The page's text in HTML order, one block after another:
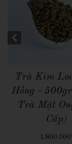
Quick
Trà Kim
Hồng -
Trà Mật
Cấp)
1.800.000 đ